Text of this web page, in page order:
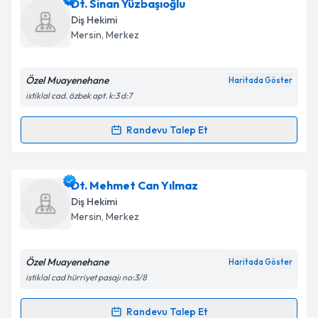
Dt. Sinan Yüzbaşıoğlu
Diş Hekimi
Mersin, Merkez
Özel Muayenehane Haritada Göster
istiklal cad. özbek apt. k:3 d:7
Randevu Talep Et
Randevu Takvimi Talebi
Dt. Sinan Yüzbaşıoğluiçin randevu takvimi talebi
oluşturun. Size bu uzmandan randevu almanız için bir
takvim hazırlandığında e-posta ile bilgilendireceğiz.
Kişisel verilerimin işlenmesine ilişkin
Dt. Mehmet Can Yılmaz
Diş Hekimi
Mersin, Merkez
Özel Muayenehane Haritada Göster
istiklal cad hürriyet pasajı no:3/8
Randevu Talep Et